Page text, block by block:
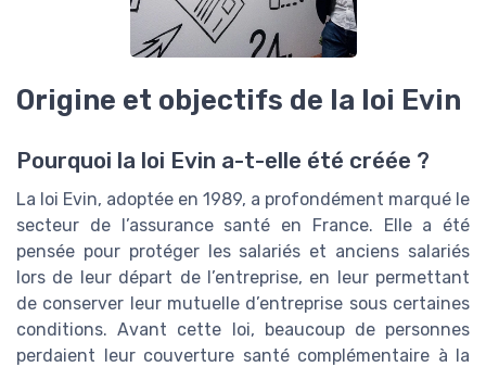
Origine et objectifs de la loi Evin
Pourquoi la loi Evin a-t-elle été créée ?
La loi Evin, adoptée en 1989, a profondément marqué le
secteur de l’assurance santé en France. Elle a été
pensée pour protéger les salariés et anciens salariés
lors de leur départ de l’entreprise, en leur permettant
de conserver leur mutuelle d’entreprise sous certaines
conditions. Avant cette loi, beaucoup de personnes
perdaient leur couverture santé complémentaire à la